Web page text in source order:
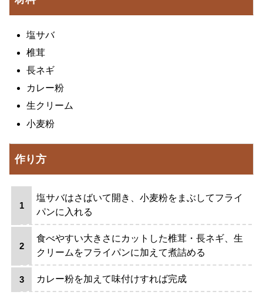
塩サバ
椎茸
長ネギ
カレー粉
生クリーム
小麦粉
作り方
塩サバはさばいて開き、小麦粉をまぶしてフライ
パンに入れる
食べやすい大きさにカットした椎茸・長ネギ、生
クリームをフライパンに加えて煮詰める
カレー粉を加えて味付けすれば完成